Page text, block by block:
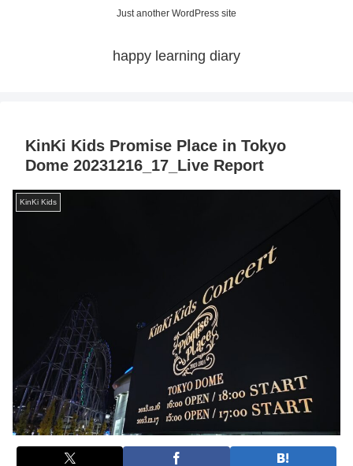
Just another WordPress site
happy learning diary
KinKi Kids Promise Place in Tokyo
Dome 20231216_17_Live Report
KinKi Kids